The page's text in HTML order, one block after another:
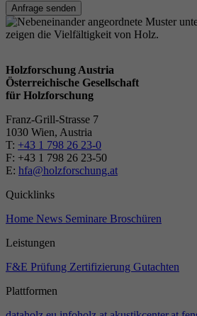
Anfrage senden
Holzforschung Austria
Österreichische Gesellschaft
für Holzforschung
Franz-Grill-Strasse 7
1030 Wien, Austria
T: +43 1 798 26 23-0
​​F: +43 1 798 26 23-50
E: hfa@holzforschung.at
Quicklinks
Home News Seminare Broschüren
Leistungen
F&E Prüfung Zertifizierung Gutachten
Plattformen